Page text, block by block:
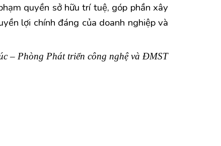
quyền sở hữu trí tuệ, góp phần xây
lợi chính đáng của doanh nghiệp và
– Phòng Phát triển công nghệ và ĐMST